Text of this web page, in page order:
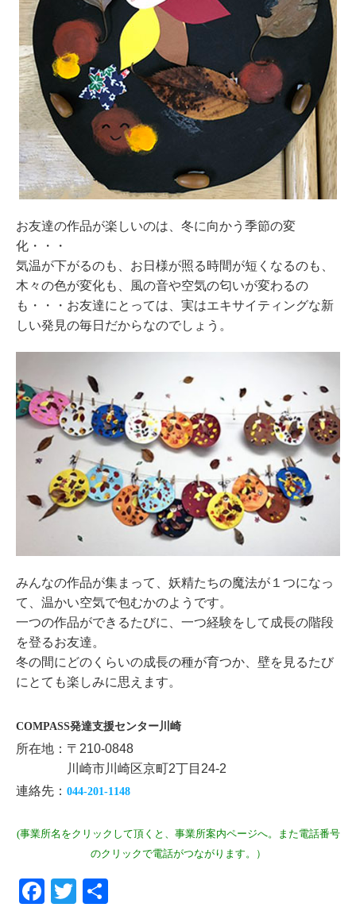
お友達の作品が楽しいのは、冬に向かう季節の変
化・・・
気温が下がるのも、お日様が照る時間が短くなるのも、
木々の色が変化も、風の音や空気の匂いが変わるの
も・・・お友達にとっては、実はエキサイティングな新
しい発見の毎日だからなのでしょう。
みんなの作品が集まって、妖精たちの魔法が１つになっ
て、温かい空気で包むかのようです。
一つの作品ができるたびに、一つ経験をして成長の階段
を登るお友達。
冬の間にどのくらいの成長の種が育つか、壁を見るたび
にとても楽しみに思えます。
COMPASS発達支援センター川崎
所在地：〒210-0848
川崎市川崎区京町2丁目24-2
連絡先： 044-201-1148
(事業所名をクリックして頂くと、事業所案内ページへ。また電話番号
のクリックで電話がつながります。）
FacebookTwitter